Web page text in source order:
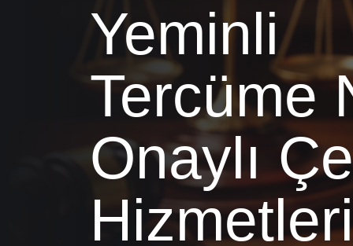
Yeminli
Tercüme
Onaylı
Hizmetleri